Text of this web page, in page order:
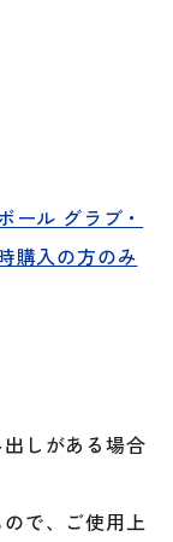
ール グラブ・
購入の方のみ
しがある場合
で、ご使用上